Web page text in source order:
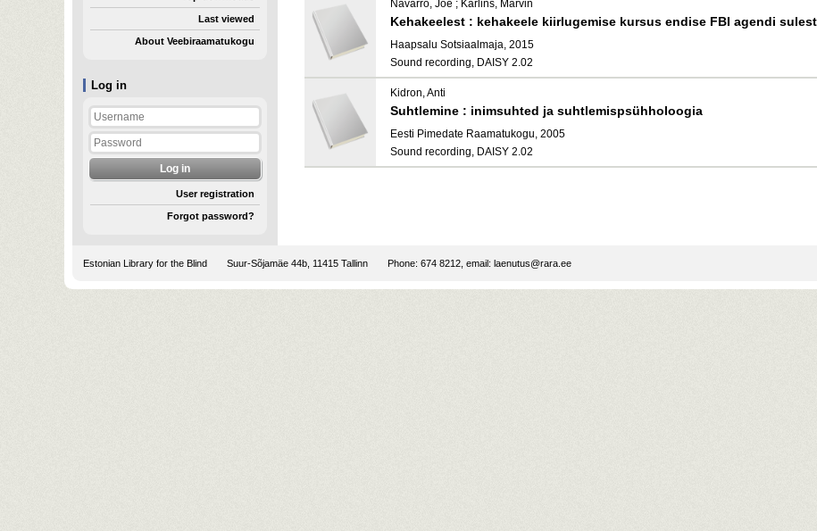
Log in
User registration
Forgot password?
Last viewed
About Veebiraamatukogu
Navarro, Joe ; Karlins, Marvin
Kehakeelest : kehakeele kiirlugemise kursus endise FBI agendi sulest
Haapsalu Sotsiaalmaja, 2015
Sound recording, DAISY 2.02
Kidron, Anti
Suhtlemine : inimsuhted ja suhtlemispsühholoogia
Eesti Pimedate Raamatukogu, 2005
Sound recording, DAISY 2.02
Estonian Library for the Blind Suur-Sõjamäe 44b, 11415 Tallinn Phone: 674 8212, email: laenutus@rara.ee